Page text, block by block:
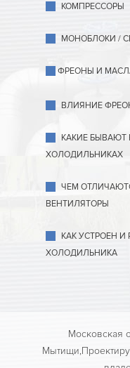
КОМПРЕССОРЫ
МОНОБЛОКИ /
ФРЕОНЫ И
ВЛИЯНИЕ
КАКИЕ БЫВАЮТ
ХОЛОДИЛЬНИКАХ
ЧЕМ
ВЕНТИЛЯТОРЫ
КАК УСТРОЕН И
ХОЛОДИЛЬНИКА
Московская